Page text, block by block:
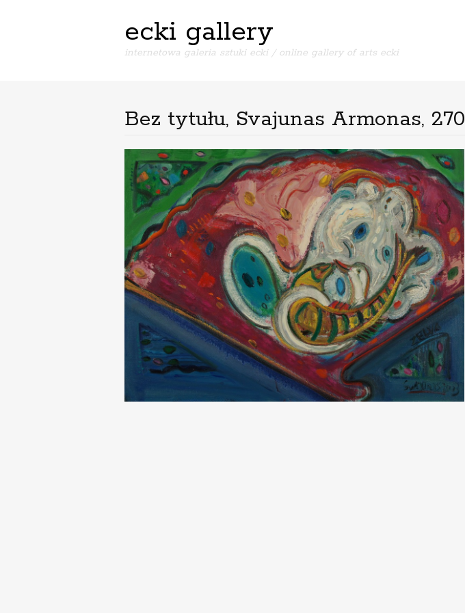
ecki gallery
internetowa galeria sztuki ecki / online gallery of arts ecki
Bez tytułu, Svajunas Armonas, 270